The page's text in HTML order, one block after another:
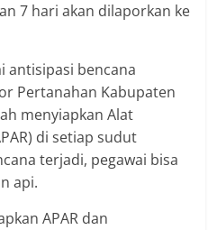
7 hari akan dilaporkan ke
antisipasi bencana
Pertanahan Kabupaten
menyiapkan Alat
di setiap sudut
terjadi, pegawai bisa
api.
APAR dan